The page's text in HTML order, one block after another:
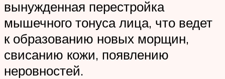
вынужденная перестройка
мышечного тонуса лица, что ведет
к образованию новых морщин,
свисанию кожи, появлению
неровностей.